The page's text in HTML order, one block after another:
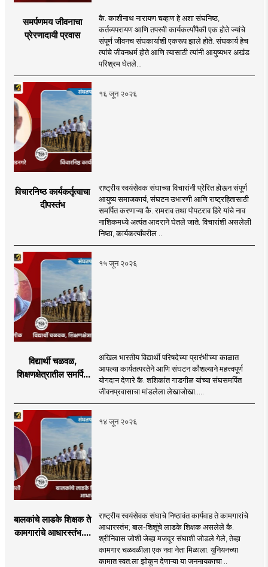
समर्पणमय जीवनाचा
प्रेरणादायी प्रवास
कै. काशीनाथ नारायण चव्हाण हे अशा संघनिष्ठ,
कर्तव्यपरायण आणि तपस्वी कार्यकर्त्यांपैकी एक होते ज्यांचे
संपूर्ण जीवनच संघकार्याशी एकरूप झाले होते. संघकार्य हेच
त्यांचे जीवनधर्म होते आणि त्यासाठी त्यांनी आयुष्यभर अखंड
परिश्रम घेतले...
१६ जून २०२६
विचारनिष्ठ कार्यकर्तृत्वाचा
दीपस्तंभ
राष्ट्रीय स्वयंसेवक संघाच्या विचारांनी प्रेरित होऊन संपूर्ण
आयुष्य समाजकार्य, संघटन उभारणी आणि राष्ट्रहितासाठी
समर्पित करणाऱ्या कै. रामराव तथा पोपटराव हिरे यांचे नाव
नाशिकमध्ये अत्यंत आदराने घेतले जाते. विचारांशी असलेली
निष्ठा, कार्यकर्त्यांवरील ..
१५ जून २०२६
विद्यार्थी चळवळ,
शिक्षणक्षेत्रातील समर्पित
अखिल भारतीय विद्यार्थी परिषदेच्या प्रारंभीच्या काळात
आपल्या कार्यतत्परतेने आणि संघटन कौशल्याने महत्त्वपूर्ण
योगदान देणारे कै. शशिकांत गाडगीळ यांच्या संघसमर्पित
जीवनप्रवासाचा मांडलेला लेखाजोखा.....
१४ जून २०२६
बालकांचे लाडके शिक्षक ते
कामगारांचे आधारस्तंभ....
राष्ट्रीय स्वयंसेवक संघाचे निष्ठावंत कार्यवाह ते कामगारांचे
आधारस्तंभ; बाल-शिशूंचे लाडके शिक्षक असलेले कै.
श्रीनिवास जोशी जेव्हा मजदूर संघाशी जोडले गेले, तेव्हा
कामगार चळवळीला एक नवा नेता मिळाला. युनियनच्या
कामात स्वत:ला झोकून देणाऱ्या या जननायकाचा ..